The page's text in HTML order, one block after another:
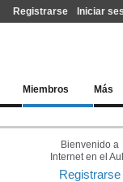
Registrarse Iniciar
Miembros Más
Bienvenido a
Internet en el
Registrarse